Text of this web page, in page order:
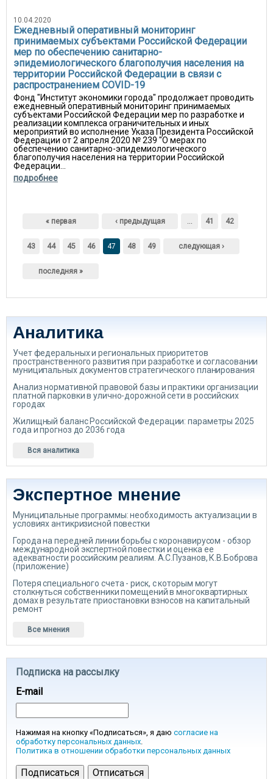
10.04.2020
Ежедневный оперативный мониторинг
принимаемых субъектами Российской Федерации
мер по обеспечению санитарно-
эпидемиологического благополучия населения на
территории Российской Федерации в связи с
распространением COVID-19
Фонд "Институт экономики города" продолжает проводить
ежедневный оперативный мониторинг принимаемых
субъектами Российской Федерации мер по разработке и
реализации комплекса ограничительных и иных
мероприятий во исполнение Указа Президента Российской
Федерации от 2 апреля 2020 № 239 "О мерах по
обеспечению санитарно-эпидемиологического
благополучия населения на территории Российской
Федерации...
подробнее
Страницы
« первая ‹ предыдущая … 41 42
43 44 45 46 47 48 49 следующая ›
последняя »
Аналитика
Учет федеральных и региональных приоритетов
пространственного развития при разработке и согласовании
муниципальных документов стратегического планирования
Анализ нормативной правовой базы и практики организации
платной парковки в улично-дорожной сети в российских
городах
Жилищный баланс Российской Федерации: параметры 2025
года и прогноз до 2036 года
Вся аналитика
Экспертное мнение
Муниципальные программы: необходимость актуализации в
условиях антикризисной повестки
Города на передней линии борьбы с коронавирусом - обзор
международной экспертной повестки и оценка ее
адекватности российским реалиям. А.С.Пузанов, К.В.Боброва
(приложение)
Потеря специального счета - риск, с которым могут
столкнуться собственники помещений в многоквартирных
домах в результате приостановки взносов на капитальный
ремонт
Все мнения
Подписка на рассылку
E-mail
Нажимая на кнопку «Подписаться», я даю согласие на
обработку персональных данных.
Политика в отношении обработки персональных данных